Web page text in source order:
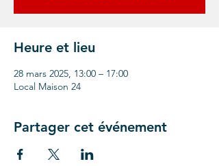
Heure et lieu
28 mars 2025, 13:00 – 17:00
Local Maison 24
Partager cet événement